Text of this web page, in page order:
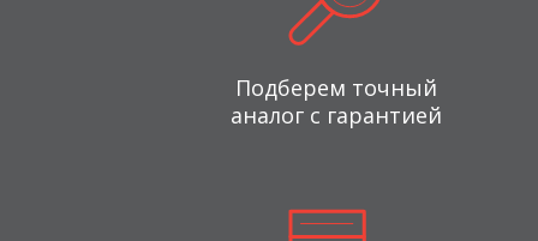
Подберем точный
аналог с гарантией